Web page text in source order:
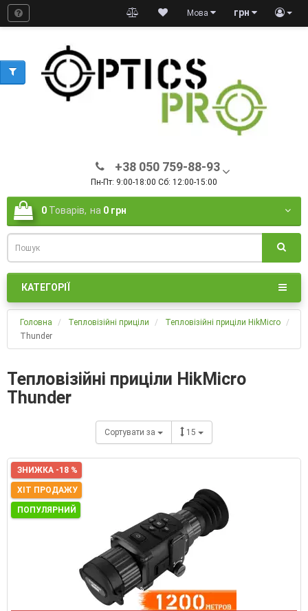
грн
Мова
+38 050 759-88-93
Пн-Пт: 9:00-18:00 Сб: 12:00-15:00
0 Товарів, на 0 грн
КАТЕГОРІЇ
Головна Тепловізійні приціли
Тепловізійні приціли HikMicro
Thunder
Тепловізійні приціли HikMicro
Thunder
Сортувати за 15
ЗНИЖКА -18 %
ХІТ ПРОДАЖУ
ПОПУЛЯРНИЙ